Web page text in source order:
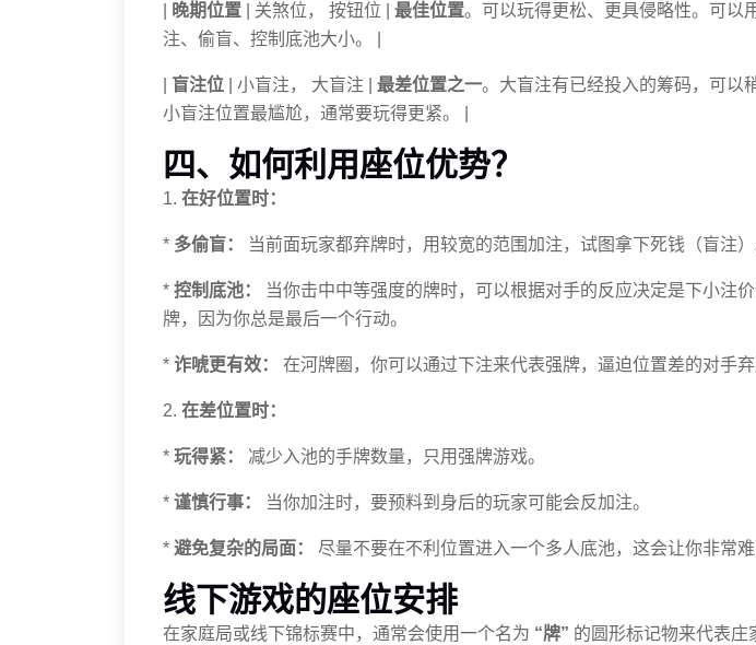
晚期位置 | 关煞位， 按钮位 | 最佳位置。可以玩得更松、更具侵略性。可以
注、偷盲、控制底池大小。 |
盲注位 | 小盲注， 大盲注 | 最差位置之一。大盲注有已经投入的筹码，可以
小盲注位置最尴尬，通常要玩得更紧。 |
四、如何利用座位优势？
1. 在好位置时：
* 多偷盲： 当前面玩家都弃牌时，用较宽的范围加注，试图拿下死钱（盲注）
* 控制底池：
当你击中中等强度的牌时，可以根据对手的反应决定是下小注
牌，因为你总是最后一个行动。
* 诈唬更有效： 在河牌圈，你可以通过下注来代表强牌，逼迫位置差的对手弃
2. 在差位置时：
* 玩得紧： 减少入池的手牌数量，只用强牌游戏。
* 谨慎行事： 当你加注时，要预料到身后的玩家可能会反加注。
* 避免复杂的局面： 尽量不要在不利位置进入一个多人底池，这会让你非常难
线下游戏的座位安排
在家庭局或线下锦标赛中，通常会使用一个名为 “牌” 的圆形标记物来代表庄